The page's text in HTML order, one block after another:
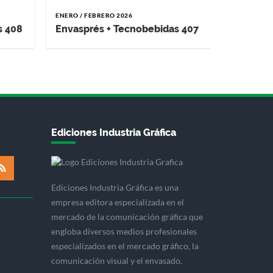
408
ENERO / FEBRERO 2026
Envasprés + Tecnobebidas 407
Ediciones Industria Gráfica
Ediciones Industria Gráfica es una
empresa editora especializada en el
mercado de la comunicación gráfica que
engloba diversos medios profesionales
especializados en el mercado gráfico, la
comunicación visual y el envasado.